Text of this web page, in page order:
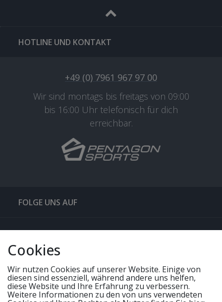
HOTLINE UND KONTAKT
+49 (0) 7961 967 97 00
Wir sind montags bis freitags von 09:00
bis 16:00 Uhr telefonisch für dich
erreichbar.
FOLGE UNS AUF
QUICKLINKS & TIPPS
UNSERE ANGEBOTE
Cookies
Wir nutzen Cookies auf unserer Website. Einige von
diesen sind essenziell, während andere uns helfen,
diese Website und Ihre Erfahrung zu verbessern.
Weitere Informationen zu den von uns verwendeten